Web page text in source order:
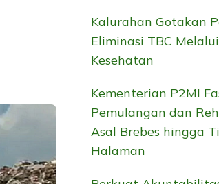
Kalurahan Gotakan
Eliminasi TBC
Kesehatan
Kementerian P2MI
Pemulangan dan
Asal Brebes hingga
Halaman